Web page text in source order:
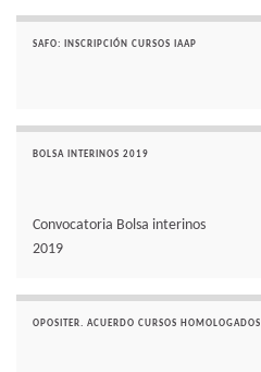
SAFO: INSCRIPCIÓN CURSOS IAAP
BOLSA INTERINOS 2019
Convocatoria Bolsa interinos
2019
OPOSITER. ACUERDO CURSOS HOMOLOGADOS